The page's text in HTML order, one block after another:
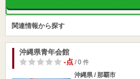
関連情報から探す
沖縄県青年会館
-点/ 0 件
沖縄県 / 那覇市